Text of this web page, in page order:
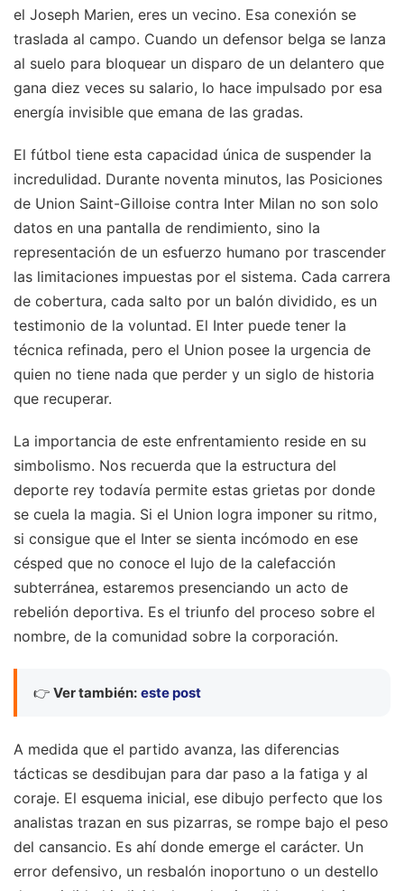
el Joseph Marien, eres un vecino. Esa conexión se
traslada al campo. Cuando un defensor belga se lanza
al suelo para bloquear un disparo de un delantero que
gana diez veces su salario, lo hace impulsado por esa
energía invisible que emana de las gradas.
El fútbol tiene esta capacidad única de suspender la
incredulidad. Durante noventa minutos, las Posiciones
de Union Saint-Gilloise contra Inter Milan no son solo
datos en una pantalla de rendimiento, sino la
representación de un esfuerzo humano por trascender
las limitaciones impuestas por el sistema. Cada carrera
de cobertura, cada salto por un balón dividido, es un
testimonio de la voluntad. El Inter puede tener la
técnica refinada, pero el Union posee la urgencia de
quien no tiene nada que perder y un siglo de historia
que recuperar.
La importancia de este enfrentamiento reside en su
simbolismo. Nos recuerda que la estructura del
deporte rey todavía permite estas grietas por donde
se cuela la magia. Si el Union logra imponer su ritmo,
si consigue que el Inter se sienta incómodo en ese
césped que no conoce el lujo de la calefacción
subterránea, estaremos presenciando un acto de
rebelión deportiva. Es el triunfo del proceso sobre el
nombre, de la comunidad sobre la corporación.
👉 Ver también: este post
A medida que el partido avanza, las diferencias
tácticas se desdibujan para dar paso a la fatiga y al
coraje. El esquema inicial, ese dibujo perfecto que los
analistas trazan en sus pizarras, se rompe bajo el peso
del cansancio. Es ahí donde emerge el carácter. Un
error defensivo, un resbalón inoportuno o un destello